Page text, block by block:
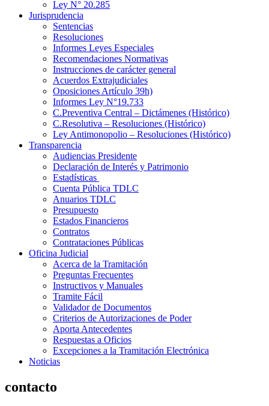
Ley N° 20.285
Jurisprudencia
Sentencias
Resoluciones
Informes Leyes Especiales
Recomendaciones Normativas
Instrucciones de carácter general
Acuerdos Extrajudiciales
Oposiciones Artículo 39h)
Informes Ley N°19.733
C.Preventiva Central – Dictámenes (Histórico)
C.Resolutiva – Resoluciones (Histórico)
Ley Antimonopolio – Resoluciones (Histórico)
Transparencia
Audiencias Presidente
Declaración de Interés y Patrimonio
Estadísticas
Cuenta Pública TDLC
Anuarios TDLC
Presupuesto
Estados Financieros
Contratos
Contrataciones Públicas
Oficina Judicial
Acerca de la Tramitación
Preguntas Frecuentes
Instructivos y Manuales
Tramite Fácil
Validador de Documentos
Criterios de Autorizaciones de Poder
Aporta Antecedentes
Respuestas a Oficios
Excepciones a la Tramitación Electrónica
Noticias
contacto